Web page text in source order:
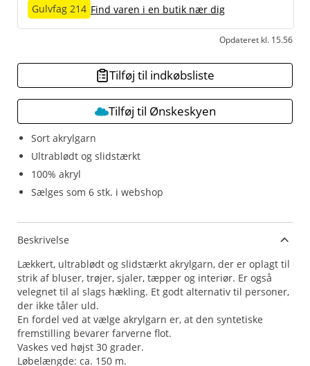
Sort akrylgarn
Ultrablødt og slidstærkt
100% akryl
Sælges som 6 stk. i webshop
Gulvfag 214 Find varen i en butik nær dig
Opdateret kl. 15.56
Tilføj til indkøbsliste
Tilføj til Ønskeskyen
Beskrivelse
Lækkert, ultrablødt og slidstærkt akrylgarn, der er oplagt til
strik af bluser, trøjer, sjaler, tæpper og interiør. Er også
velegnet til al slags hækling. Et godt alternativ til personer,
der ikke tåler uld.
En fordel ved at vælge akrylgarn er, at den syntetiske
fremstilling bevarer farverne flot.
Vaskes ved højst 30 grader.
Løbelængde: ca. 150 m.